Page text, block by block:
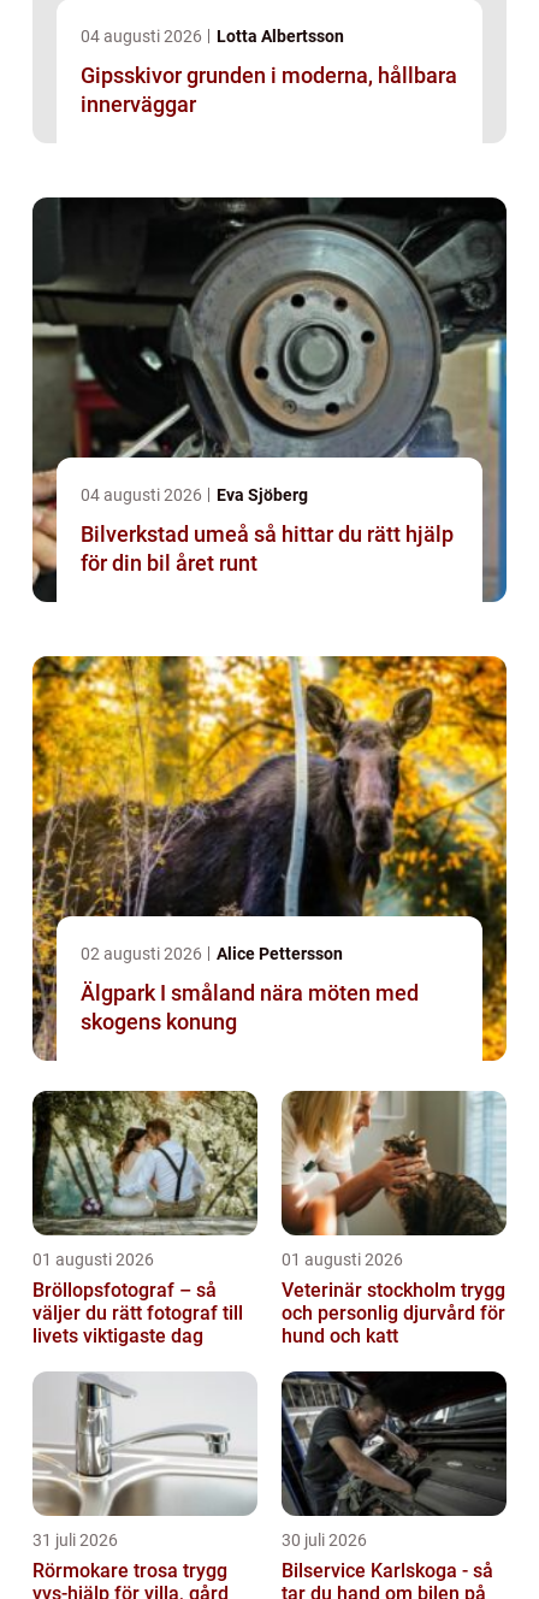
04 augusti 2026 Lotta Albertsson
Gipsskivor grunden i moderna, hållbara
innerväggar
04 augusti 2026 Eva Sjöberg
Bilverkstad umeå så hittar du rätt hjälp
för din bil året runt
02 augusti 2026 Alice Pettersson
Älgpark I småland nära möten med
skogens konung
01 augusti 2026
Bröllopsfotograf – så
väljer du rätt fotograf till
livets viktigaste dag
01 augusti 2026
Veterinär stockholm trygg
och personlig djurvård för
hund och katt
31 juli 2026
Rörmokare trosa trygg
vvs-hjälp för villa, gård
30 juli 2026
Bilservice Karlskoga - så
tar du hand om bilen på